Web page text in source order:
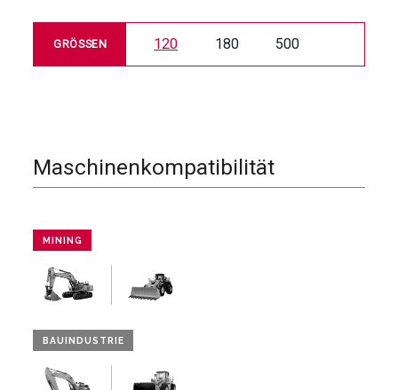
GRÖSSEN 120 180 500
Maschinenkompatibilität
MINING
BAUINDUSTRIE